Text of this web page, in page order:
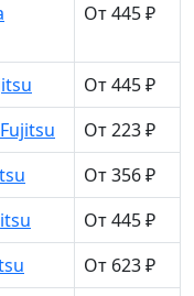
От 445 ₽
От 445 ₽
От 223 ₽
От 356 ₽
От 445 ₽
От 623 ₽